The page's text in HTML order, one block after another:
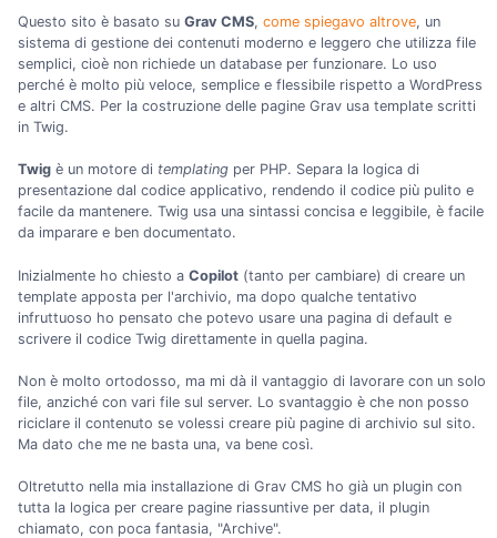
Questo sito è basato su Grav CMS, come spiegavo altrove, un
sistema di gestione dei contenuti moderno e leggero che utilizza file
semplici, cioè non richiede un database per funzionare. Lo uso
perché è molto più veloce, semplice e flessibile rispetto a WordPress
e altri CMS. Per la costruzione delle pagine Grav usa template scritti
in Twig.
Twig è un motore di templating per PHP. Separa la logica di
presentazione dal codice applicativo, rendendo il codice più pulito e
facile da mantenere. Twig usa una sintassi concisa e leggibile, è facile
da imparare e ben documentato.
Inizialmente ho chiesto a Copilot (tanto per cambiare) di creare un
template apposta per l'archivio, ma dopo qualche tentativo
infruttuoso ho pensato che potevo usare una pagina di default e
scrivere il codice Twig direttamente in quella pagina.
Non è molto ortodosso, ma mi dà il vantaggio di lavorare con un solo
file, anziché con vari file sul server. Lo svantaggio è che non posso
riciclare il contenuto se volessi creare più pagine di archivio sul sito.
Ma dato che me ne basta una, va bene così.
Oltretutto nella mia installazione di Grav CMS ho già un plugin con
tutta la logica per creare pagine riassuntive per data, il plugin
chiamato, con poca fantasia, "Archive".